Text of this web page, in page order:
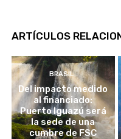
ARTÍCULOS
BRASIL
Del impacto medido
al financiado:
Puerto Iguazú será
la sede de una
cumbre de FSC